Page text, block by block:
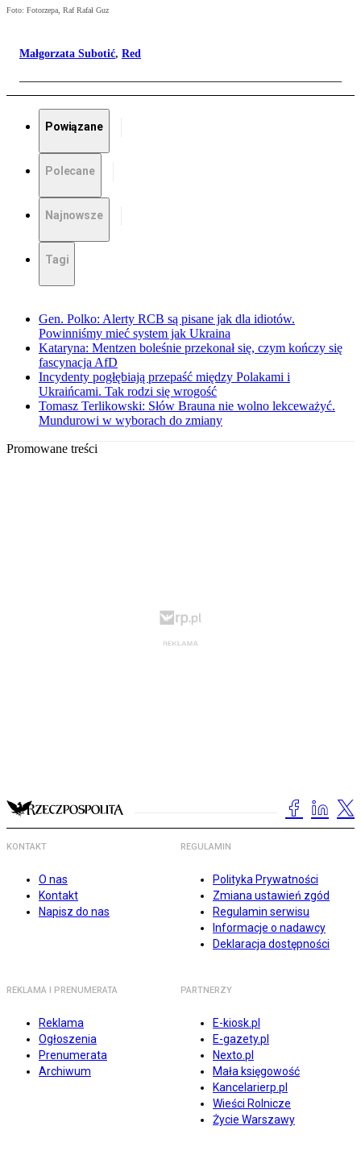
Foto: Fotorzepa, Raf Rafał Guz
Małgorzata Subotić, Red
Powiązane
Polecane
Najnowsze
Tagi
Gen. Polko: Alerty RCB są pisane jak dla idiotów.
Powinniśmy mieć system jak Ukraina
Kataryna: Mentzen boleśnie przekonał się, czym kończy się
fascynacja AfD
Incydenty pogłębiają przepaść między Polakami i
Ukraińcami. Tak rodzi się wrogość
Tomasz Terlikowski: Słów Brauna nie wolno lekceważyć.
Mundurowi w wyborach do zmiany
Promowane treści
KONTAKT
O nas
Kontakt
Napisz do nas
REGULAMIN
Polityka Prywatności
Zmiana ustawień zgód
Regulamin serwisu
Informacje o nadawcy
Deklaracja dostępności
REKLAMA I PRENUMERATA
Reklama
Ogłoszenia
Prenumerata
Archiwum
PARTNERZY
E-kiosk.pl
E-gazety.pl
Nexto.pl
Mała księgowość
Kancelarierp.pl
Wieści Rolnicze
Życie Warszawy